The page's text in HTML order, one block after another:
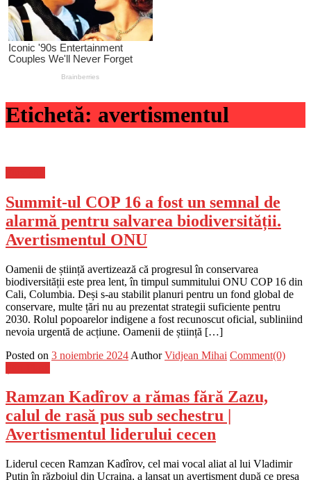
Etichetă: avertismentul
Summit-ul COP 16 a fost un semnal de
alarmă pentru salvarea biodiversității.
Avertismentul ONU
Oamenii de știință avertizează că progresul în conservarea
biodiversității este prea lent, în timpul summitului ONU COP 16 din
Cali, Columbia. Deși s-au stabilit planuri pentru un fond global de
conservare, multe țări nu au prezentat strategii suficiente pentru
2030. Rolul popoarelor indigene a fost recunoscut oficial, subliniind
nevoia urgentă de acțiune. Oamenii de știință […]
Posted on 3 noiembrie 2024 Author Vidjean Mihai Comment(0)
Ramzan Kadîrov a rămas fără Zazu,
calul de rasă pus sub sechestru |
Avertismentul liderului cecen
Liderul cecen Ramzan Kadîrov, cel mai vocal aliat al lui Vladimir
Putin în războiul din Ucraina, a lansat un avertisment după ce presa